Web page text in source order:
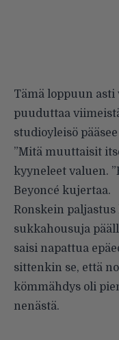
Tämä loppuun asti
puuduttaa
studioyleisö
”Mitä muuttaisit
kyyneleet valuen.
Beyoncé kujertaa.
Ronskein
sukkahousuja
saisi napattua
sittenkin se, että
kömmähdys oli
nenästä.